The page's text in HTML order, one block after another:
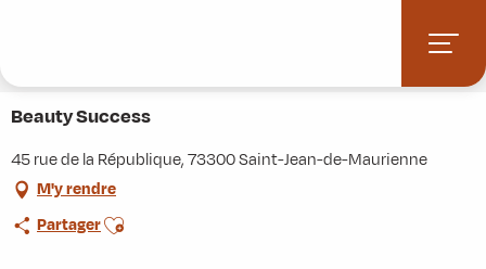
principal
Beauty Success
45 rue de la République, 73300 Saint-Jean-de-Maurienne
M'y rendre
PartagerAjouter aux favoris